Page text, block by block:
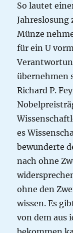
So lautet
Jahreslosung
Münze
für ein U
übernehmen
Richard P.
es
bewunderte
nach ohne
ohne den
wissen. Es
von dem aus